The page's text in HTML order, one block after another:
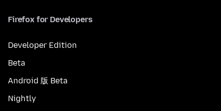
Firefox for Developers
Developer Edition
Beta
Android 版 Beta
Nightly